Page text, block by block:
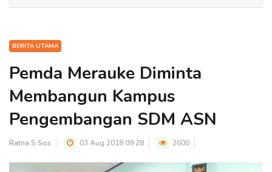
BERITA UTAMA
Pemda Merauke Diminta
Membangun Kampus
Pengembangan SDM ASN
Ratna S.Sos 03 Aug 2018 09:28 2600